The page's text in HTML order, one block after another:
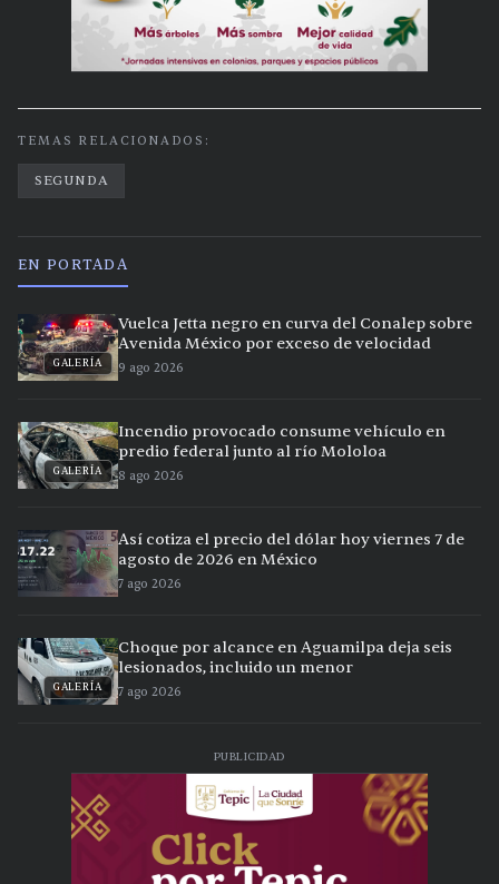
TEMAS RELACIONADOS:
SEGUNDA
EN PORTADA
GALERÍA
Vuelca Jetta negro en curva del Conalep sobre
Avenida México por exceso de velocidad
9 ago 2026
GALERÍA
Incendio provocado consume vehículo en
predio federal junto al río Mololoa
8 ago 2026
Así cotiza el precio del dólar hoy viernes 7 de
agosto de 2026 en México
7 ago 2026
GALERÍA
Choque por alcance en Aguamilpa deja seis
lesionados, incluido un menor
7 ago 2026
PUBLICIDAD